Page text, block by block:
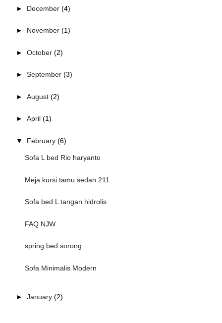
► December (4)
► November (1)
► October (2)
► September (3)
► August (2)
► April (1)
▼ February (6)
Sofa L bed Rio haryanto
Meja kursi tamu sedan 211
Sofa bed L tangan hidrolis
FAQ NJW
spring bed sorong
Sofa Minimalis Modern
► January (2)